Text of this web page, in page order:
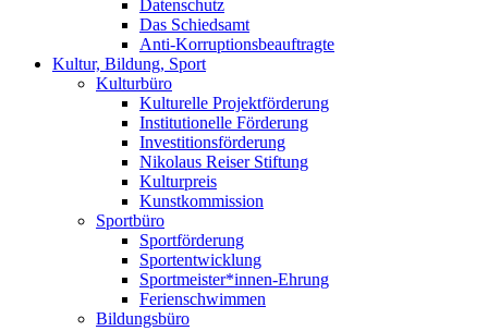
Datenschutz
Das Schiedsamt
Anti-Korruptionsbeauftragte
Kultur, Bildung, Sport
Kulturbüro
Kulturelle Projektförderung
Institutionelle Förderung
Investitionsförderung
Nikolaus Reiser Stiftung
Kulturpreis
Kunstkommission
Sportbüro
Sportförderung
Sportentwicklung
Sportmeister*innen-Ehrung
Ferienschwimmen
Bildungsbüro